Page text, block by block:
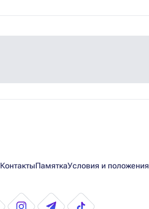
КонтактыПамяткаУсловия и положения